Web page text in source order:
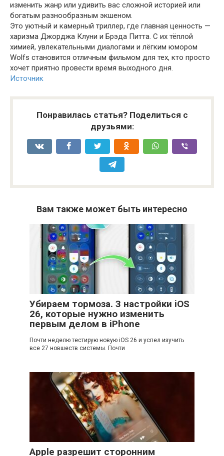
изменить жанр или удивить вас сложной историей или
богатым разнообразным экшеном.
Это уютный и камерный триллер, где главная ценность —
харизма Джорджа Клуни и Брэда Питта. С их тёплой
химией, увлекательными диалогами и лёгким юмором
Wolfs становится отличным фильмом для тех, кто просто
хочет приятно провести время выходного дня.
Источник
Понравилась статья? Поделиться с
друзьями:
Вам также может быть интересно
Убираем тормоза. 3 настройки iOS
26, которые нужно изменить
первым делом в iPhone
Почти неделю тестирую новую iOS 26 и успел изучить
все 27 новшеств системы. Почти
Apple разрешит сторонним